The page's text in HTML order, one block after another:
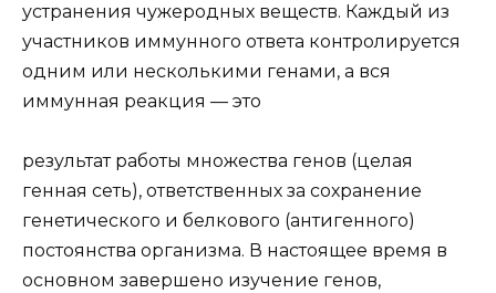
устранения чужеродных веществ. Каждый из
участников иммунного ответа контролируется
одним или несколькими генами, а вся
иммунная реакция — это
результат работы множества генов (целая
генная сеть), ответственных за сохранение
генетического и белкового (антигенного)
постоянства организма. В настоящее время в
основном завершено изучение генов,